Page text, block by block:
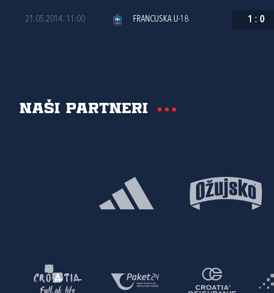
21.05.2014. 11:00 FRANCUSKA U-18 1 : 0
Naši partneri